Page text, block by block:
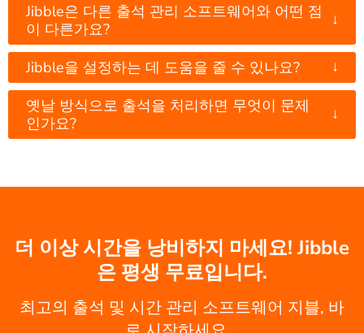
Jibble은 다른 출석 관리 소프트웨어와 어떤 점
이 다른가요?
↓
Jibble을 설정하는 데 도움을 줄 수 있나요? ↓
옛날 방식으로 출석을 처리하면 무엇이 문제
인가요?
↓
더 이상 시간을 낭비하지 마세요! Jibble
은 평생 무료입니다.
최고의 출석 및 시간 관리 소프트웨어 지블, 바